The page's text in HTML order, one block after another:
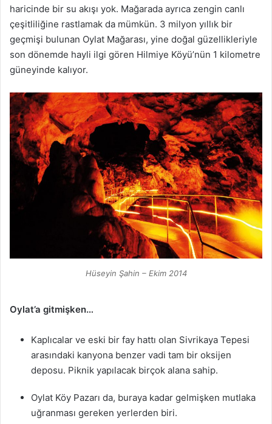
haricinde bir su akışı yok. Mağarada ayrıca zengin canlı
çeşitliliğine rastlamak da mümkün. 3 milyon yıllık bir
geçmişi bulunan Oylat Mağarası, yine doğal güzellikleriyle
son dönemde hayli ilgi gören Hilmiye Köyü’nün 1 kilometre
güneyinde kalıyor.
Hüseyin Şahin – Ekim 2014
Oylat’a gitmişken…
Kaplıcalar ve eski bir fay hattı olan Sivrikaya Tepesi
arasındaki kanyona benzer vadi tam bir oksijen
deposu. Piknik yapılacak birçok alana sahip.
Oylat Köy Pazarı da, buraya kadar gelmişken mutlaka
uğranması gereken yerlerden biri.